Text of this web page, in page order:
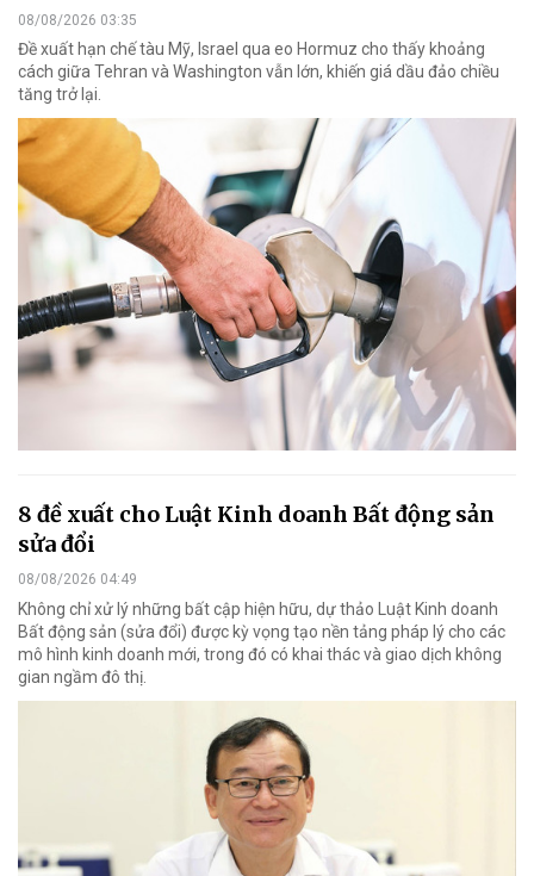
08/08/2026 03:35
Đề xuất hạn chế tàu Mỹ, Israel qua eo Hormuz cho thấy khoảng
cách giữa Tehran và Washington vẫn lớn, khiến giá dầu đảo chiều
tăng trở lại.
8 đề xuất cho Luật Kinh doanh Bất động sản
sửa đổi
08/08/2026 04:49
Không chỉ xử lý những bất cập hiện hữu, dự thảo Luật Kinh doanh
Bất động sản (sửa đổi) được kỳ vọng tạo nền tảng pháp lý cho các
mô hình kinh doanh mới, trong đó có khai thác và giao dịch không
gian ngầm đô thị.